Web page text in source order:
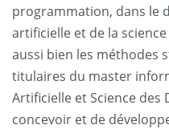
programmation, dans le
artificielle et de la
aussi bien les méthodes
titulaires du master
Artificielle et Science des
concevoir et de